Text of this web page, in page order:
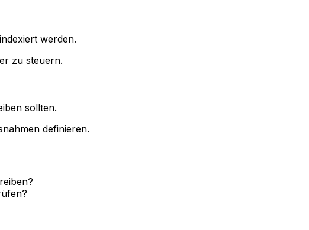
werden.
zu steuern.
sollten.
definieren.